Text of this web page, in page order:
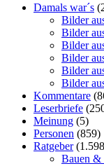
Damals war´s
Bilder
Bilder
Bilder
Bilder
Bilder
Bilder
Kommentare
Leserbriefe
Meinung (5)
Personen (859)
Ratgeber
Bauen &